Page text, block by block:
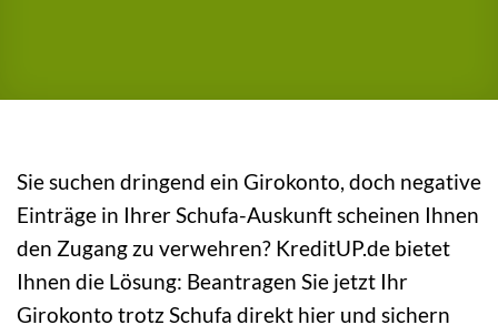
Sie suchen dringend ein Girokonto, doch negative
Einträge in Ihrer Schufa-Auskunft scheinen Ihnen
den Zugang zu verwehren? KreditUP.de bietet
Ihnen die Lösung: Beantragen Sie jetzt Ihr
Girokonto trotz Schufa direkt hier und sichern